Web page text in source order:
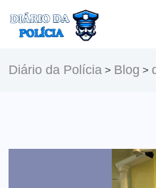
Diário da Polícia > Blog >